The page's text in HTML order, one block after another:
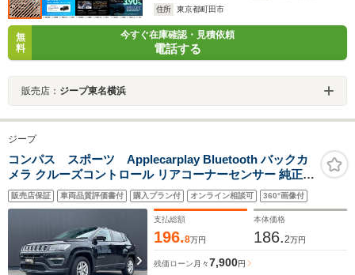
住所
東京都町田市
無
料
今すぐ在庫確認・見積依頼
電話する
販売店： ジープ東名横浜
ジープ
コンパス スポーツ Applecarplay Bluetooth バックカ
メラ クルーズコントロール リアコーナーセンサー 純正16
インチAW ETC アイドリングストップ 前後ドラレコ 電動
パーキング ヒルスタートアシスト
販売店保証 車両品質評価書付 購入プラン付 オンライン相談可 360°画像付
支払総額
196.8万円
本体価格
186.2万円
残価ローン 月々7,900円